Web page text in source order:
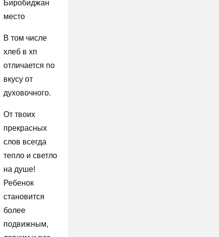
Биробиджан
место
В том числе
хлеб в хп
отличается по
вкусу от
духовочного.
От твоих
прекрасных
слов всегда
тепло и светло
на душе!
Ребенок
становится
более
подвижным,